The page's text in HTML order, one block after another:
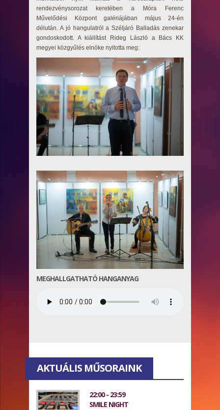
rendezvénysorozat keretében a Móra Ferenc
Művelődési Központ galériájában május 24-én
délután. A jó hangulatról a Széljáró Balladás zenekar
gondoskodott. A kiállítást Rideg László a Bács KK
megyei közgyűlés elnöke nyitotta meg:
MEGHALLGATHATÓ HANGANYAG
AKTUÁLIS MŰSORAINK
22:00 - 23:59
SMILE NIGHT